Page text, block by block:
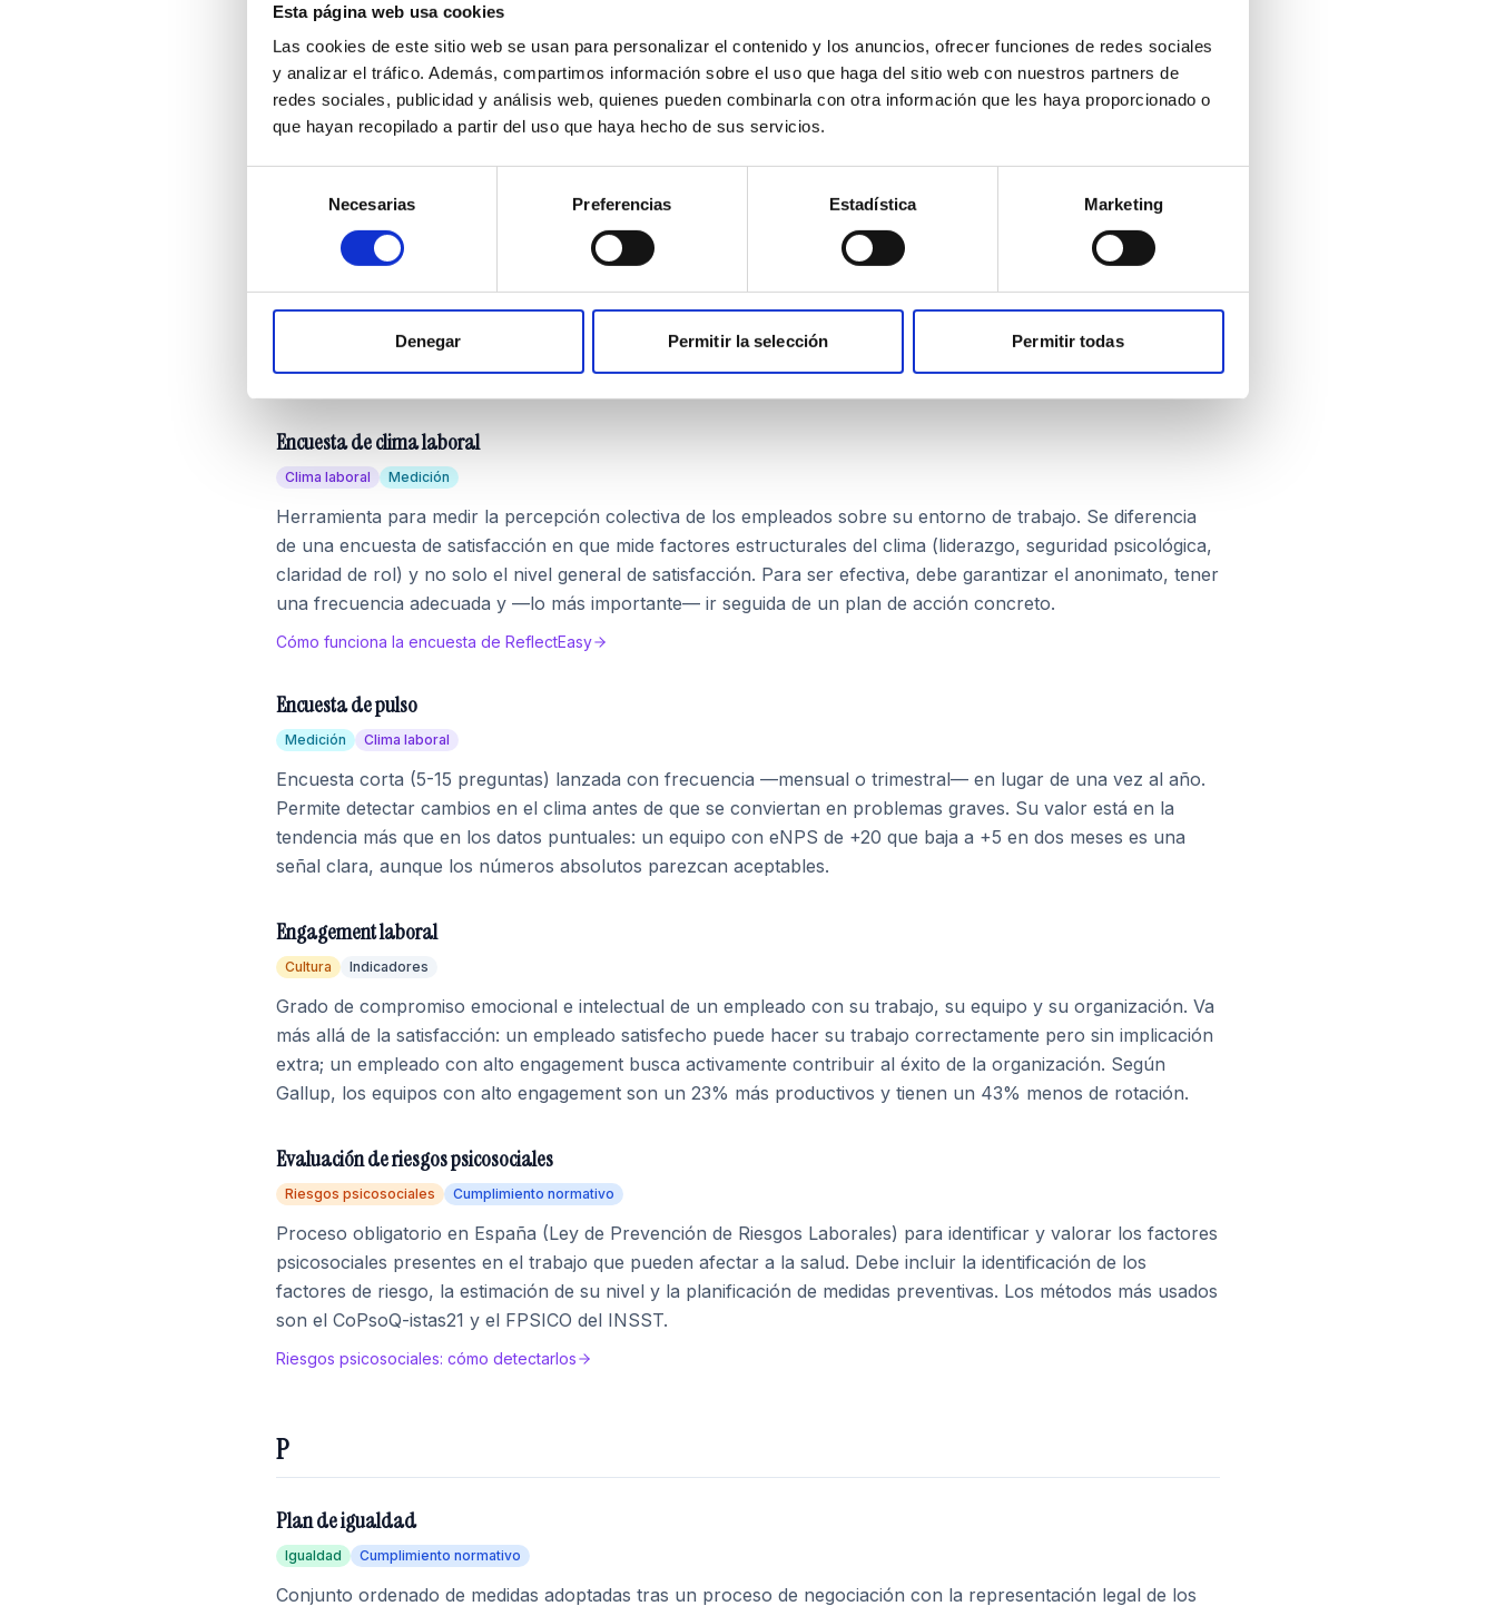
Esta página web usa cookies
Las cookies de este sitio web se usan para personalizar el contenido y los anuncios, ofrecer funciones de redes sociales
y analizar el tráfico. Además, compartimos información sobre el uso que haga del sitio web con nuestros partners de
redes sociales, publicidad y análisis web, quienes pueden combinarla con otra información que les haya proporcionado o
que hayan recopilado a partir del uso que haya hecho de sus servicios.
consentimiento
Necesarias Preferencias Estadística Marketing
Denegar Permitir la selección Permitir todas
premia, lo que se tolera y lo que se considera inaceptable en la práctica cotidiana.
E
Indicador que mide la probabilidad de que un empleado recomiende su empresa como lugar de trabajo, en una
escala del 0 al 10. Se calcula restando el porcentaje de detractores (puntuación 0-6) del porcentaje de
promotores (9-10). Es simple de medir, permite comparar entre periodos y tiene alta correlación con el
compromiso y la rotación futura. Se considera bueno un eNPS por encima de +10 y muy bueno por encima
de +30.
Encuesta de clima laboral
Clima laboral Medición
Herramienta para medir la percepción colectiva de los empleados sobre su entorno de trabajo. Se diferencia
de una encuesta de satisfacción en que mide factores estructurales del clima (liderazgo, seguridad psicológica,
claridad de rol) y no solo el nivel general de satisfacción. Para ser efectiva, debe garantizar el anonimato, tener
una frecuencia adecuada y —lo más importante— ir seguida de un plan de acción concreto.
Cómo funciona la encuesta de ReflectEasy
Encuesta de pulso
Medición Clima laboral
Encuesta corta (5-15 preguntas) lanzada con frecuencia —mensual o trimestral— en lugar de una vez al año.
Permite detectar cambios en el clima antes de que se conviertan en problemas graves. Su valor está en la
tendencia más que en los datos puntuales: un equipo con eNPS de +20 que baja a +5 en dos meses es una
señal clara, aunque los números absolutos parezcan aceptables.
Engagement laboral
Cultura Indicadores
Grado de compromiso emocional e intelectual de un empleado con su trabajo, su equipo y su organización. Va
más allá de la satisfacción: un empleado satisfecho puede hacer su trabajo correctamente pero sin implicación
extra; un empleado con alto engagement busca activamente contribuir al éxito de la organización. Según
Gallup, los equipos con alto engagement son un 23% más productivos y tienen un 43% menos de rotación.
Evaluación de riesgos psicosociales
Riesgos psicosociales Cumplimiento normativo
Proceso obligatorio en España (Ley de Prevención de Riesgos Laborales) para identificar y valorar los factores
psicosociales presentes en el trabajo que pueden afectar a la salud. Debe incluir la identificación de los
factores de riesgo, la estimación de su nivel y la planificación de medidas preventivas. Los métodos más usados
son el CoPsoQ-istas21 y el FPSICO del INSST.
Riesgos psicosociales: cómo detectarlos
P
Plan de igualdad
Igualdad Cumplimiento normativo
Conjunto ordenado de medidas adoptadas tras un proceso de negociación con la representación legal de los